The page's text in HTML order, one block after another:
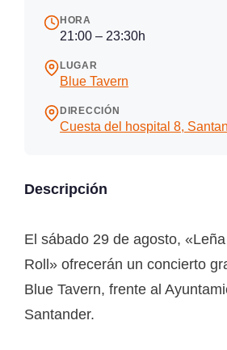
HORA
21:00 – 23:30h
LUGAR
Blue Tavern
DIRECCIÓN
Cuesta del hospital 8,
Descripción
El sábado 29 de agosto,
Roll» ofrecerán un concierto
Blue Tavern, frente al
Santander.